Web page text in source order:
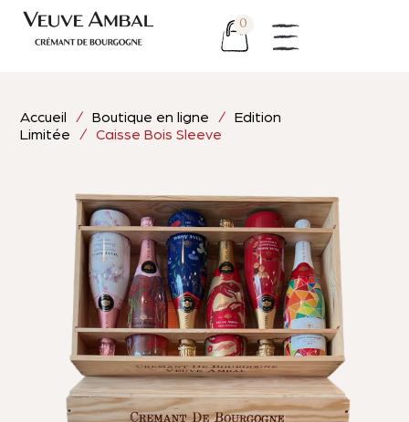
0
Accueil /Boutique en ligne /Edition
Limitée / Caisse Bois Sleeve